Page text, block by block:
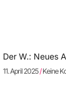
Der W.: Neues
11. April 2025 Keine